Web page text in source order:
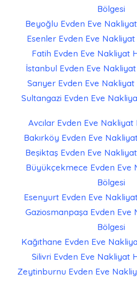
Bölgesi
Beyoğlu Evden Eve Nakliyat
Esenler Evden Eve Nakliyat
Fatih Evden Eve Nakliyat
İstanbul Evden Eve Nakliyat
Sarıyer Evden Eve Nakliyat
Sultangazi Evden Eve
Avcılar Evden Eve Nakliyat
Bakırköy Evden Eve
Beşiktaş Evden Eve Nakliyat
Büyükçekmece Evden Eve
Bölgesi
Esenyurt Evden Eve
Gaziosmanpaşa Evden Eve
Bölgesi
Kağıthane Evden Eve
Silivri Evden Eve Nakliyat
Zeytinburnu Evden Eve